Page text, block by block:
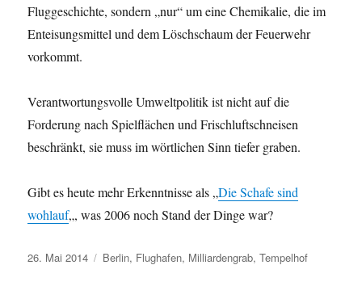
Fluggeschichte, sondern „nur“ um eine Chemikalie, die im
Enteisungsmittel und dem Löschschaum der Feuerwehr
vorkommt.
Verantwortungsvolle Umweltpolitik ist nicht auf die
Forderung nach Spielflächen und Frischluftschneisen
beschränkt, sie muss im wörtlichen Sinn tiefer graben.
Gibt es heute mehr Erkenntnisse als „Die Schafe sind
wohlauf„, was 2006 noch Stand der Dinge war?
Veröffentlicht
26. Mai 2014 Schlagwörter
Berlin, Flughafen, Milliardengrab,Tempelhof